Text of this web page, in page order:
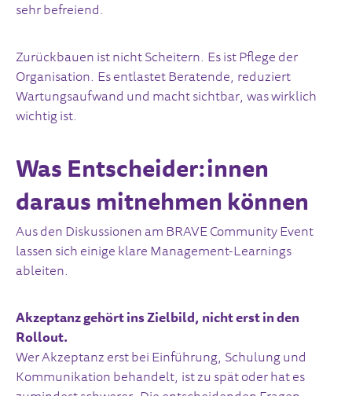
sehr befreiend.
Zurückbauen ist nicht Scheitern. Es ist Pflege der
Organisation. Es entlastet Beratende, reduziert
Wartungsaufwand und macht sichtbar, was wirklich
wichtig ist.
Was Entscheider:innen
daraus mitnehmen können
Aus den Diskussionen am BRAVE Community Event
lassen sich einige klare Management-Learnings
ableiten.
Akzeptanz gehört ins Zielbild, nicht erst in den
Rollout.
Wer Akzeptanz erst bei Einführung, Schulung und
Kommunikation behandelt, ist zu spät oder hat es